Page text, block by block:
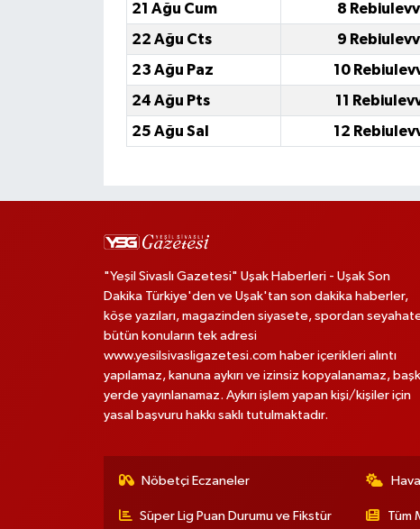
21 Ağu Cum
8
22 Ağu Cts
9
23 Ağu Paz
10
24 Ağu Pts
11
25 Ağu Sal
12
"Yeşil Sivaslı Gazetesi" Uşak Haberleri - Uşak Son
Dakika Türkiye'den ve Uşak'tan son dakika haberler,
köşe yazıları, magazinden siyasete, spordan
bütün konuların tek adresi
www.yesilsivasligazetesi.com haber içerikleri alıntı
yapılamaz, kanuna aykırı ve izinsiz kopyalanamaz,
yerde yayınlanamaz. Aykırı işlem yapan kişi/kişiler için
yasal başvuru hakkı saklı tutulmaktadır.
Nöbetçi Eczaneler
Süper Lig Puan Durumu ve Fikstür Tüm